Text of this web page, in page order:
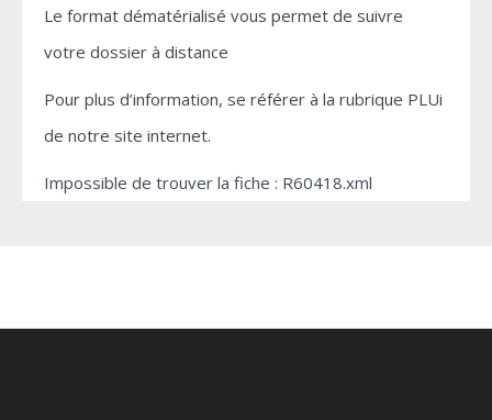
Le format dématérialisé vous permet de suivre
votre dossier à distance
Pour plus d’information, se référer à la rubrique PLUi
de notre site internet.
Impossible de trouver la fiche : R60418.xml